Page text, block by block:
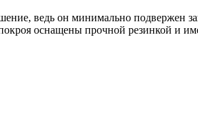
ведь он минимально подвержен
оснащены прочной резинкой и